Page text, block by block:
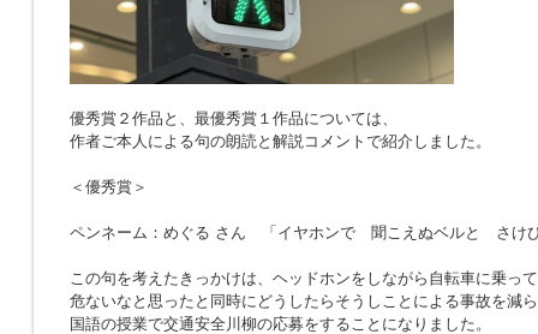
優秀賞２作品と、最優秀賞１作品については、
作者ご本人による句の朗読と解説コメントで紹介しました。
＜優秀賞＞
ペンネーム：めぐる さん 「イヤホンで 聞こえぬベルと さけ
この句を考えたきっかけは、ヘッドホンをしながら自転車に乗っ
危ないなと思ったと同時にどうしたらそうしことによる事故を減
国語の授業で交通安全川柳の応募をすることになりました。